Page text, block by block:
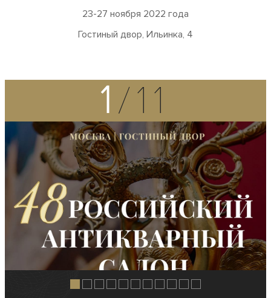
23-27 ноября 2022 года
Гостиный двор, Ильинка, 4
1 /11